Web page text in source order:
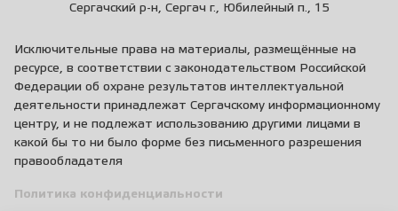
Сергачский р-н, Сергач г., Юбилейный п., 15
Исключительные права на материалы, размещённые на
ресурсе, в соответствии с законодательством Российской
Федерации об охране результатов интеллектуальной
деятельности принадлежат Сергачскому информационному
центру, и не подлежат использованию другими лицами в
какой бы то ни было форме без письменного разрешения
правообладателя
Политика конфиденциальности